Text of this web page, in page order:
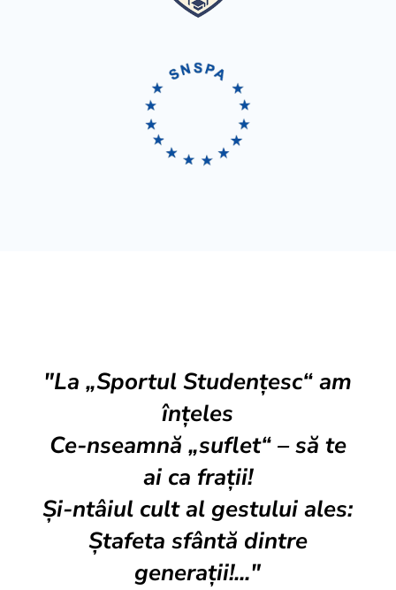
"La „Sportul Studențesc“ am
înțeles
Ce-nseamnă „suflet“ – să te
ai ca frații!
Și-ntâiul cult al gestului ales:
Ștafeta sfântă dintre
generații!..."